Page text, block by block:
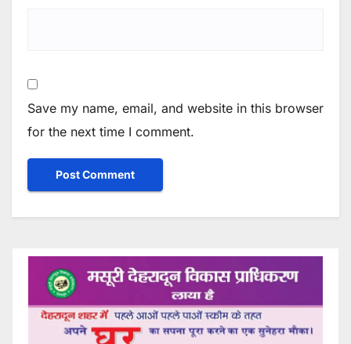
Save my name, email, and website in this browser
for the next time I comment.